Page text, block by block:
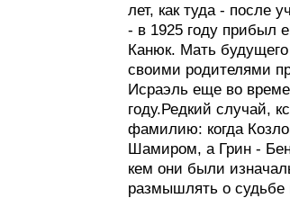
лет, как туда - после
- в 1925 году прибыл
Канюк. Мать
своими родителями
Исраэль еще во
году.Редкий случай,
фамилию: когда
Шамиром, а Грин -
кем они были
размышлять о судьбе